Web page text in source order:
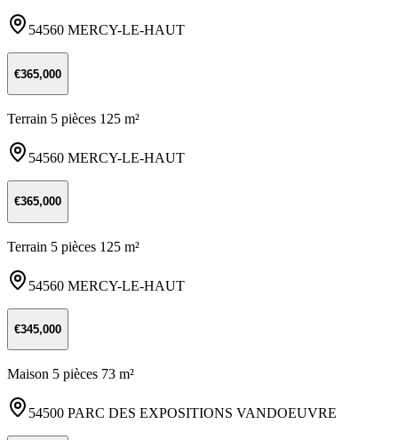
54560 MERCY-LE-HAUT
€365,000
Terrain 5 pièces 125 m²
54560 MERCY-LE-HAUT
€365,000
Terrain 5 pièces 125 m²
54560 MERCY-LE-HAUT
€345,000
Maison 5 pièces 73 m²
54500 PARC DES EXPOSITIONS VANDOEUVRE